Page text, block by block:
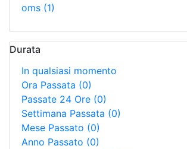
oms (1)
Durata
In qualsiasi momento
Ora Passata (0)
Passate 24 Ore (0)
Settimana Passata (0)
Mese Passato (0)
Anno Passato (0)